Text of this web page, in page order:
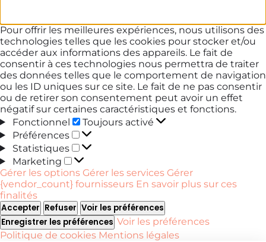
Pour offrir les meilleures expériences, nous utilisons des
technologies telles que les cookies pour stocker et/ou
accéder aux informations des appareils. Le fait de
consentir à ces technologies nous permettra de traiter
des données telles que le comportement de navigation
ou les ID uniques sur ce site. Le fait de ne pas consentir
ou de retirer son consentement peut avoir un effet
négatif sur certaines caractéristiques et fonctions.
Fonctionnel
Fonctionnel
Toujours activé
Préférences
Préférences
Statistiques
Statistiques
Marketing
Marketing
Gérer les options Gérer les services Gérer
{vendor_count} fournisseurs En savoir plus sur ces
finalités
Accepter Refuser Voir les préférences
Enregistrer les préférences Voir les préférences
Politique de cookies Mentions légales